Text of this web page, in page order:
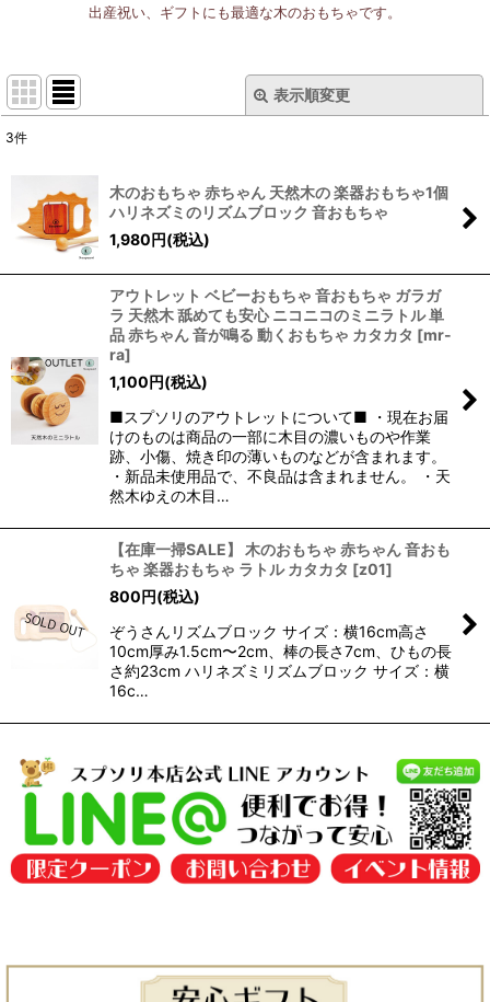
出産祝い、ギフトにも最適な木のおもちゃです。
表示順変更
並び順
絞り込む
3件
木のおもちゃ 赤ちゃん 天然木の 楽器おもちゃ1個
ハリネズミのリズムブロック 音おもちゃ
1,980円(税込)
アウトレット ベビーおもちゃ 音おもちゃ ガラガ
ラ 天然木 舐めても安心 ニコニコのミニラトル 単
品 赤ちゃん 音が鳴る 動くおもちゃ カタカタ [mr-
ra]
1,100円(税込)
■スプソリのアウトレットについて■ ・現在お届
けのものは商品の一部に木目の濃いものや作業
跡、小傷、焼き印の薄いものなどが含まれます。
・新品未使用品で、不良品は含まれません。 ・天
然木ゆえの木目…
【在庫一掃SALE】 木のおもちゃ 赤ちゃん 音おも
ちゃ 楽器おもちゃ ラトル カタカタ [z01]
800円(税込)
ぞうさんリズムブロック サイズ：横16cm高さ
10cm厚み1.5cm〜2cm、棒の長さ7cm、ひもの長
さ約23cm ハリネズミリズムブロック サイズ：横
16c…